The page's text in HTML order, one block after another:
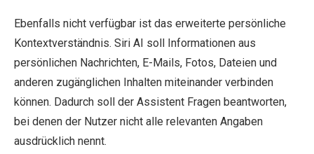
Ebenfalls nicht verfügbar ist das erweiterte persönliche
Kontextverständnis. Siri AI soll Informationen aus
persönlichen Nachrichten, E-Mails, Fotos, Dateien und
anderen zugänglichen Inhalten miteinander verbinden
können. Dadurch soll der Assistent Fragen beantworten,
bei denen der Nutzer nicht alle relevanten Angaben
ausdrücklich nennt.